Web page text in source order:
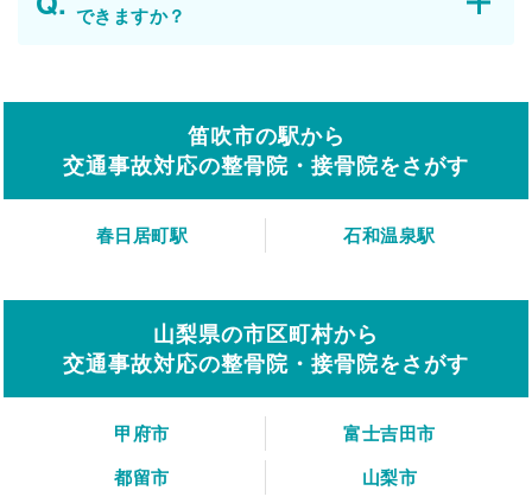
できますか？
笛吹市の駅から
交通事故対応の整骨院・接骨院をさがす
春日居町駅 石和温泉駅
山梨県の市区町村から
交通事故対応の整骨院・接骨院をさがす
甲府市
富士吉田市
都留市
山梨市